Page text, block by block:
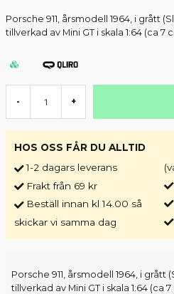
Porsche 911, årsmodell 1964, i grått
tillverkad av Mini GT i skala 1:64 (ca 7
- +
HOS OSS FÅR DU ALLTID
1-2 dagars leverans
Frakt från 69 kr
Beställ innan kl 14.00 så
skickar vi samma dag
Porsche 911, årsmodell 1964, i grått
tillverkad av Mini GT i skala 1:64 (ca 7